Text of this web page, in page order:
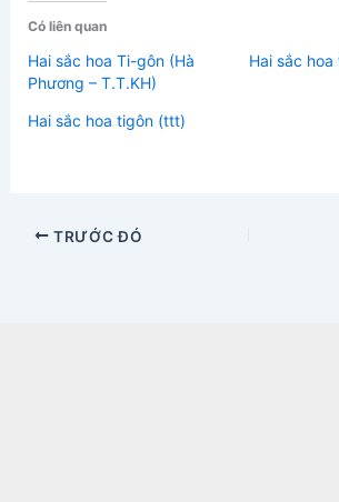
Có liên quan
Hai sắc hoa Ti-gôn (Hà
Phương – T.T.KH)
Hai sắc
Hai sắc hoa tigôn (ttt)
TRƯỚC ĐÓ